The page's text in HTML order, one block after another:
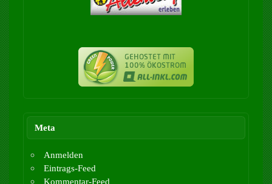
Meta
Anmelden
Eintrags-Feed
Kommentar-Feed